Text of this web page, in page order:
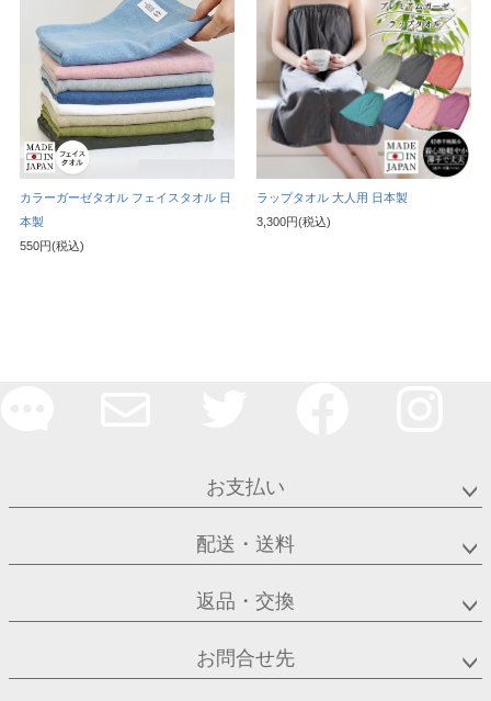
カラーガーゼタオル フェイスタオル 日
本製
550円(税込)
ラップタオル 大人用 日本製
3,300円(税込)
お支払い
配送・送料
返品・交換
お問合せ先